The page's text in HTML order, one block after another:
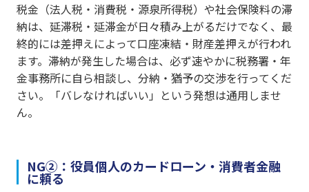
税金（法人税・消費税・源泉所得税）や社会保険料の滞
納は、延滞税・延滞金が日々積み上がるだけでなく、最
終的には差押えによって口座凍結・財産差押えが行われ
ます。滞納が発生した場合は、必ず速やかに税務署・年
金事務所に自ら相談し、分納・猶予の交渉を行ってくだ
さい。「バレなければいい」という発想は通用しませ
ん。
NG②：役員個人のカードローン・消費者金融
に頼る